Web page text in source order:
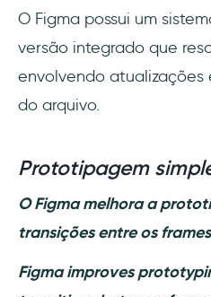
O Figma possui um
versão integrado que
envolvendo
do arquivo.
Prototipagem
O Figma melhora a
transições entre os
Figma improves